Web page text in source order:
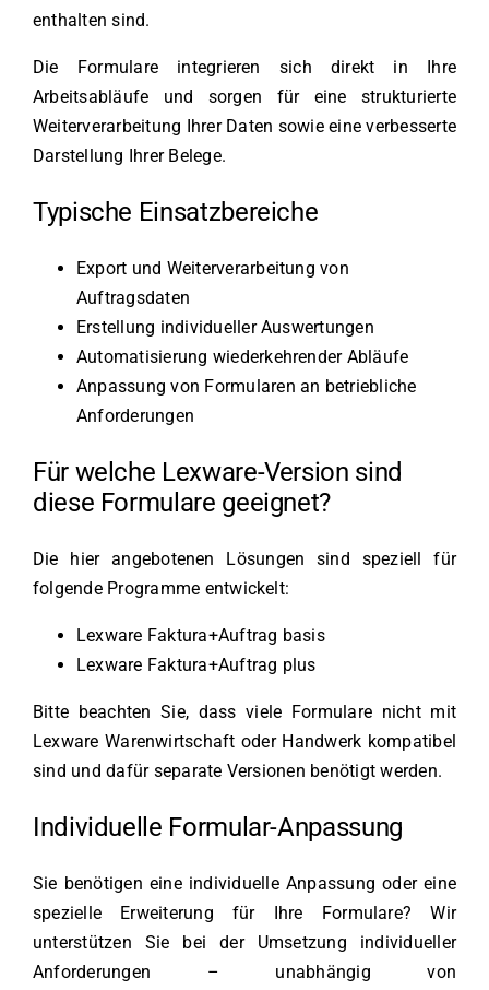
enthalten sind.
Die Formulare integrieren sich direkt in Ihre
Arbeitsabläufe und sorgen für eine strukturierte
Weiterverarbeitung Ihrer Daten sowie eine verbesserte
Darstellung Ihrer Belege.
Typische Einsatzbereiche
Export und Weiterverarbeitung von
Auftragsdaten
Erstellung individueller Auswertungen
Automatisierung wiederkehrender Abläufe
Anpassung von Formularen an betriebliche
Anforderungen
Für welche Lexware-Version sind
diese Formulare geeignet?
Die hier angebotenen Lösungen sind speziell für
folgende Programme entwickelt:
Lexware Faktura+Auftrag basis
Lexware Faktura+Auftrag plus
Bitte beachten Sie, dass viele Formulare nicht mit
Lexware Warenwirtschaft oder Handwerk kompatibel
sind und dafür separate Versionen benötigt werden.
Individuelle Formular-Anpassung
Sie benötigen eine individuelle Anpassung oder eine
spezielle Erweiterung für Ihre Formulare? Wir
unterstützen Sie bei der Umsetzung individueller
Anforderungen – unabhängig von